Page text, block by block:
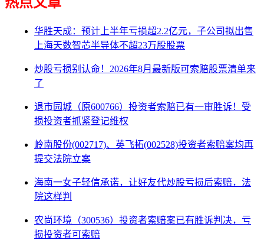
华胜天成：预计上半年亏损超2.2亿元，子公司拟出售
上海天数智芯半导体不超23万股股票
炒股亏损别认命！2026年8月最新版可索赔股票清单来
了
退市园城（原600766）投资者索赔已有一审胜诉！受
损投资者抓紧登记维权
岭南股份(002717)、英飞拓(002528)投资者索赔案均再
提交法院立案
海南一女子轻信承诺，让好友代炒股亏损后索赔，法
院这样判
农尚环境（300536）投资者索赔案已有胜诉判决，亏
损投资者可索赔